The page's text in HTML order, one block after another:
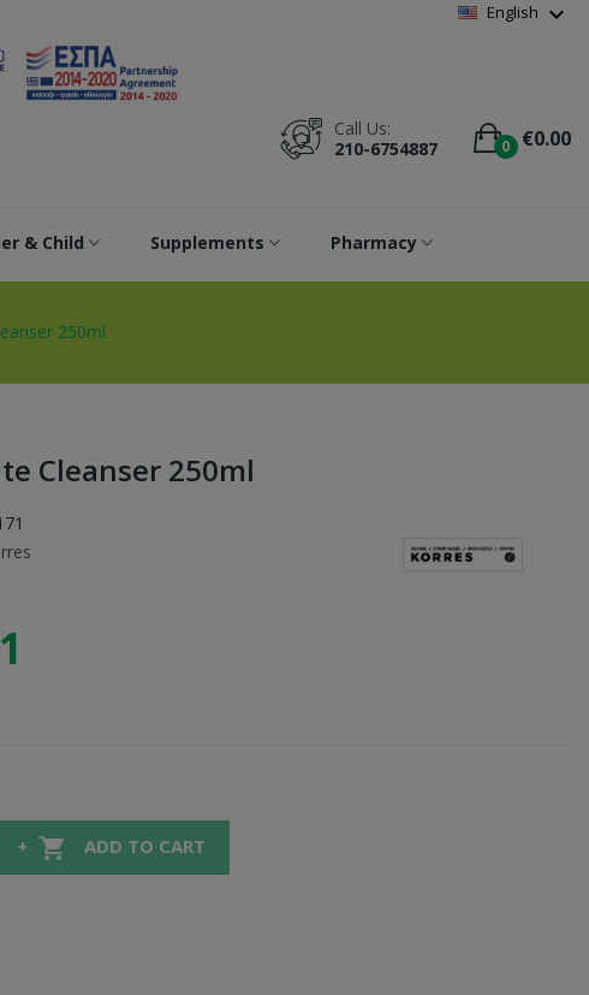
English expand_more
0 €0.00
Call Us:
210-6754887
& Child Supplements Pharmacy
250ml
Cleanser 250ml
 ADD TO CART